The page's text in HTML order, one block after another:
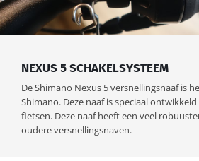
NEXUS 5 SCHAKELSYSTEEM
De Shimano Nexus 5 versnellingsnaaf is
Shimano. Deze naaf is speciaal
fietsen. Deze naaf heeft een veel
oudere versnellingsnaven.